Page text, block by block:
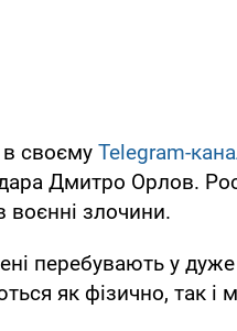
своєму Telegram-
Дмитро Орлов.
воєнні злочини.
перебувають у
як фізично, так і